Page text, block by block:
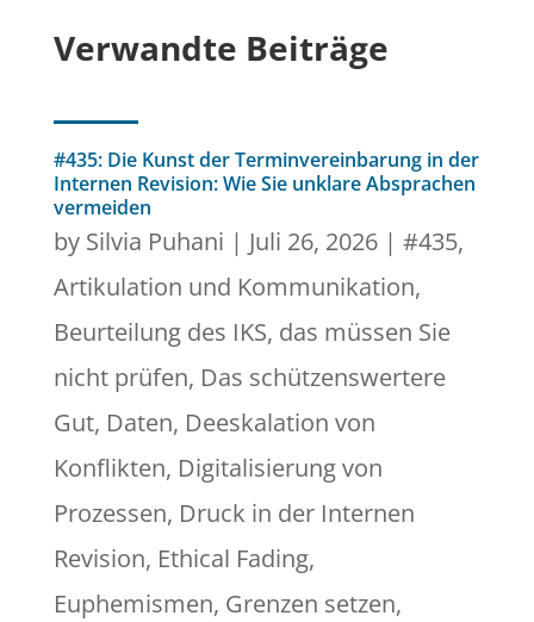
Verwandte Beiträge
#435: Die Kunst der Terminvereinbarung in der
Internen Revision: Wie Sie unklare Absprachen
vermeiden
by Silvia Puhani | Juli 26, 2026| #435,
Artikulation und Kommunikation,
Beurteilung des IKS, das müssen Sie
nicht prüfen, Das schützenswertere
Gut, Daten, Deeskalation von
Konflikten, Digitalisierung von
Prozessen, Druck in der Internen
Revision, Ethical Fading,
Euphemismen, Grenzen setzen,